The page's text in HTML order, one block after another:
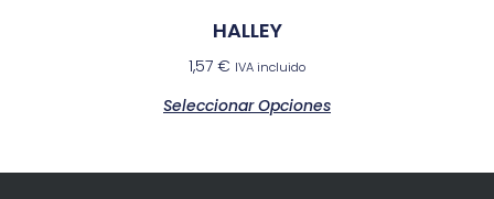
HALLEY
1,57 € IVA incluido
Seleccionar Opciones